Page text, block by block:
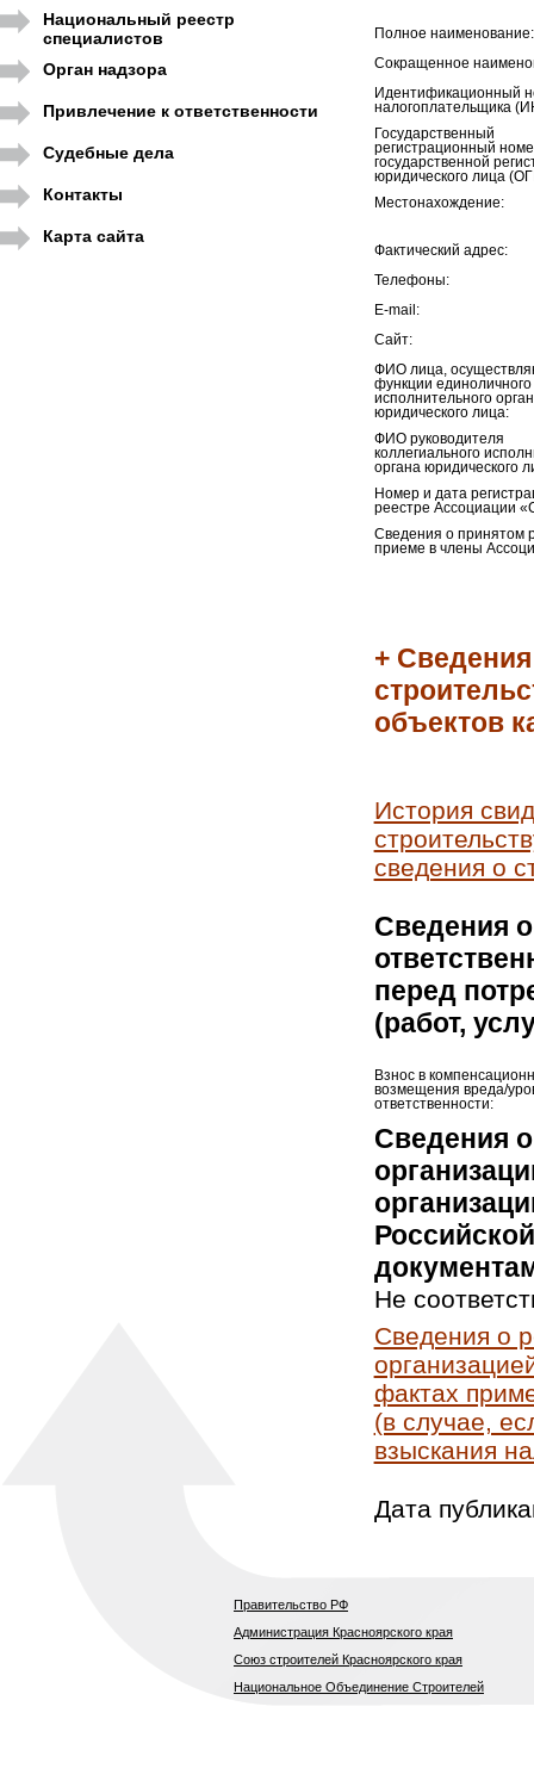
Национальный реестр
специалистов
Орган надзора
Привлечение к ответственности
Судебные дела
Контакты
Карта сайта
Полное наименование:
Сокращенное
Идентификационный
налогоплательщика
Государственный
регистрационный
государственной
юридического лица
Местонахождение:
Фактический адрес:
Телефоны:
E-mail:
Сайт:
ФИО лица,
функции единоличного
исполнительного
юридического лица:
ФИО руководителя
коллегиального
органа юридического
Номер и дата
реестре Ассоциации
Сведения о принятом
приеме в члены
+
объектов
История
сведения о
Сведения
перед
(работ,
Взнос в
возмещения вреда/
ответственности:
Сведения
Не
Сведения о
фактах
(в случае,
взыскания
Дата
Правительство РФ
Администрация Красноярского края
Союз строителей Красноярского края
Национальное Объединение Строителей